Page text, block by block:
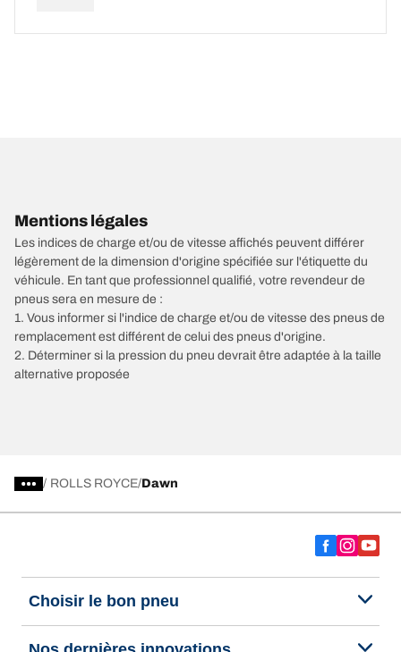
Mentions légales
Les indices de charge et/ou de vitesse affichés peuvent différer
légèrement de la dimension d'origine spécifiée sur l'étiquette du
véhicule. En tant que professionnel qualifié, votre revendeur de
pneus sera en mesure de :
1. Vous informer si l'indice de charge et/ou de vitesse des pneus de
remplacement est différent de celui des pneus d'origine.
2. Déterminer si la pression du pneu devrait être adaptée à la taille
alternative proposée
/ ROLLS ROYCE Dawn
Choisir le bon pneu